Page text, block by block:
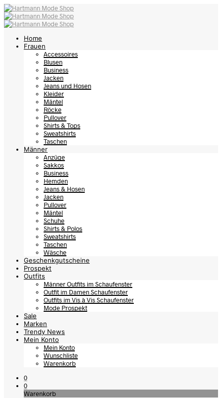
Home
Frauen
Accessoires
Blusen
Business
Jacken
Jeans und Hosen
Kleider
Mäntel
Röcke
Pullover
Shirts & Tops
Sweatshirts
Taschen
Männer
Anzüge
Sakkos
Business
Hemden
Jeans & Hosen
Jacken
Pullover
Mäntel
Schuhe
Shirts & Polos
Sweatshirts
Taschen
Wäsche
Geschenkgutscheine
Prospekt
Outfits
Männer Outfits im Schaufenster
Outfit im Damen Schaufenster
Outfits im Vis à Vis Schaufenster
Mode Prospekt
Sale
Marken
Trendy News
Mein Konto
Mein Konto
Wunschliste
Warenkorb
0
0
Warenkorb